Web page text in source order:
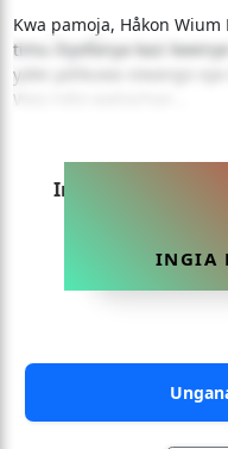
Kwa pamoja, Håkon
timu iliyofanya kazi
yake yalikuwa viwango vya
Wao ndio waliochan...
Ingia sasa ili
INGIA